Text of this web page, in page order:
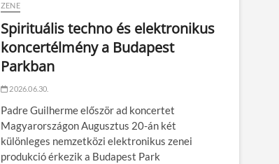
ZENE
Spirituális techno és elektronikus
koncertélmény a Budapest
Parkban
2026.06.30.
Padre Guilherme először ad koncertet
Magyarországon Augusztus 20-án két
különleges nemzetközi elektronikus zenei
produkció érkezik a Budapest Park